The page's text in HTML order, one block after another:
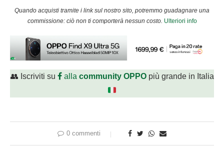
Quando acquisti tramite i link sul nostro sito, potremmo guadagnare una
commissione: ciò non ti comporterà nessun costo. Ulteriori info
👥 Iscriviti su alla community OPPOpiù grande in Italia
0 commenti